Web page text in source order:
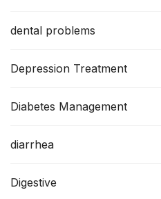
dental problems
Depression Treatment
Diabetes Management
diarrhea
Digestive